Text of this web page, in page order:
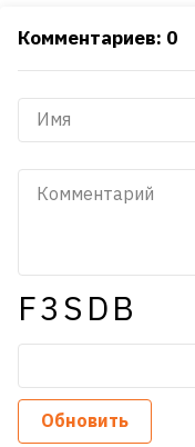
Комментариев: 0
F3SDB
Обновить